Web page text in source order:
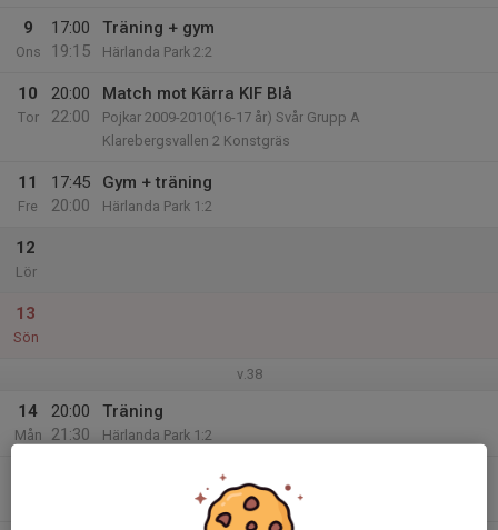
9
Ons
17:00
19:15
Träning + gym
Härlanda Park 2:2
10
Tor
20:00
22:00
Match mot Kärra KIF Blå
Pojkar 2009-2010(16-17 år) Svår Grupp A
Klarebergsvallen 2 Konstgräs
11
Fre
17:45
20:00
Gym + träning
Härlanda Park 1:2
12
Lör
13
Sön
v.38
14
Mån
20:00
21:30
Träning
Härlanda Park 1:2
Härlanda Park 1:2